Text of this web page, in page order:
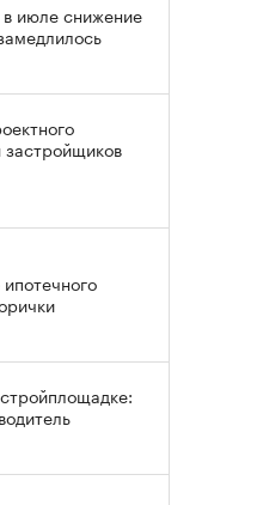
июле снижение